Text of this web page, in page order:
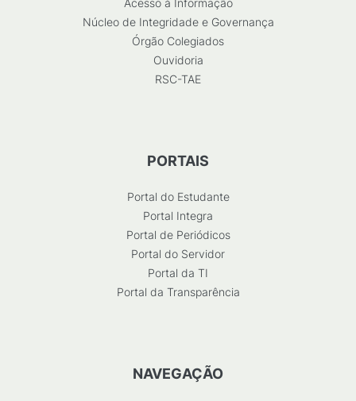
Acesso à Informação
Núcleo de Integridade e Governança
Órgão Colegiados
Ouvidoria
RSC-TAE
PORTAIS
Portal do Estudante
Portal Integra
Portal de Periódicos
Portal do Servidor
Portal da TI
Portal da Transparência
NAVEGAÇÃO